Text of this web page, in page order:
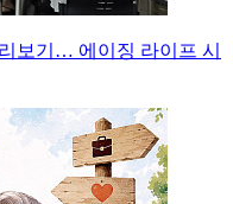
보기… 에이징 라이프 시